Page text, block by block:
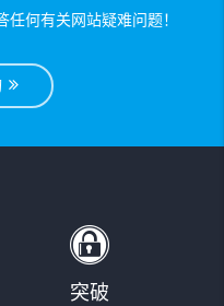
何有关网站疑难问题！
突破